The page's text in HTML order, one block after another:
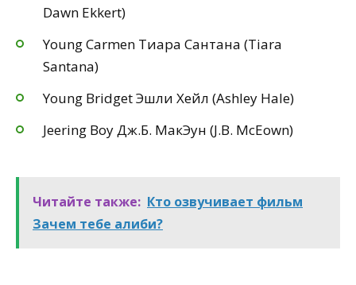
Dawn Ekkert)
Young Carmen Тиара Сантана (Tiara
Santana)
Young Bridget Эшли Хейл (Ashley Hale)
Jeering Boy Дж.Б. МакЭун (J.B. McEown)
Читайте также: Кто озвучивает фильм
Зачем тебе алиби?